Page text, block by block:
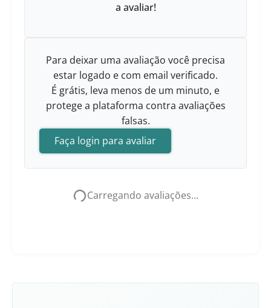
a avaliar!
Para deixar uma avaliação você precisa
estar logado e com email verificado.
É grátis, leva menos de um minuto, e
protege a plataforma contra avaliações
falsas.
Faça login para avaliar
Carregando avaliações...